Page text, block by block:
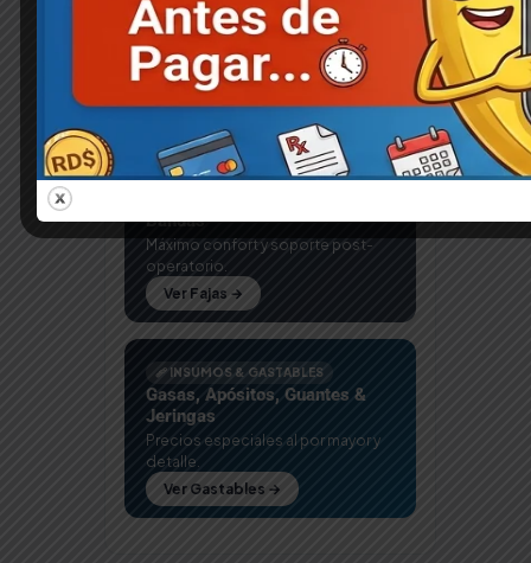
Mujeres
Preservativos
Salud y Bienestar 265
Tulipe 3
Equipos grado médico con
entrega express en Santo
Domingo.
Ver Equipos →
🦺 FAJAS MÉDICAS
Bandas
Máximo confort y soporte post-
operatorio.
Ver Fajas →
🩹 INSUMOS & GASTABLES
Gasas, Apósitos, Guantes &
Jeringas
Precios especiales al por mayor y
detalle.
Ver Gastables →